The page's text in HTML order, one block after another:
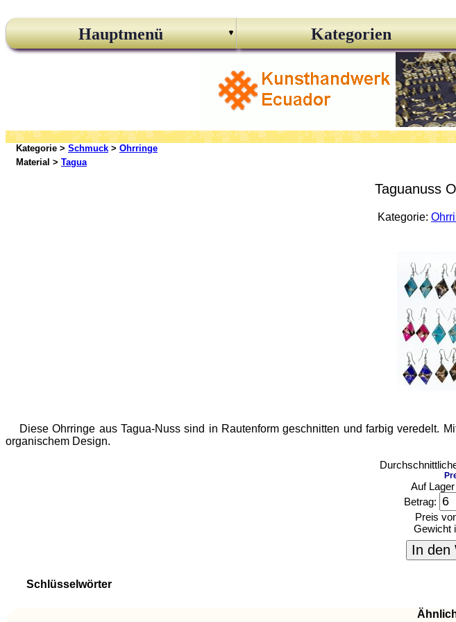
Hauptmenü Kategorien
Kategorie > Schmuck > Ohrringe
Material > Tagua
Taguanuss
Kategorie:
Diese Ohrringe aus Tagua-Nuss sind in Rautenform geschnitten und farbig veredelt.
organischem Design.
Auf
Betrag:
Preis
Gewicht
In den
Schlüsselwörter